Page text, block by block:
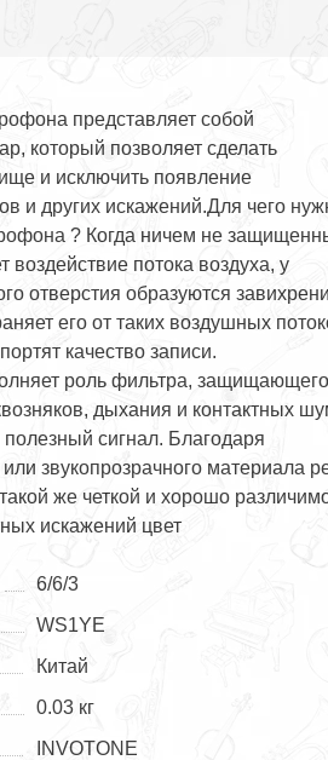
представляет собой
который позволяет сделать
и исключить появление
и других искажений.Для чего
? Когда ничем не
потока воздуха, у
отверстия образуются
его от таких воздушных
качество записи.
роль фильтра,
дыхания и контактных
сигнал. Благодаря
звукопрозрачного материала
же четкой и хорошо
искажений цвет
6/6/3
WS1YE
Китай
0.03 кг
INVOTONE